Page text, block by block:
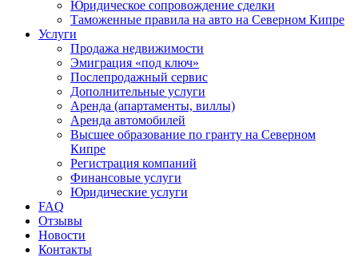
Юридическое сопровождение сделки
Таможенные правила на авто на Северном Кипре
Услуги
Продажа недвижимости
Эмиграция «под ключ»
Послепродажный сервис
Дополнительные услуги
Аренда (апартаменты, виллы)
Аренда автомобилей
Высшее образование по гранту на Северном
Кипре
Регистрация компаний
Финансовые услуги
Юридические услуги
FAQ
Отзывы
Новости
Контакты